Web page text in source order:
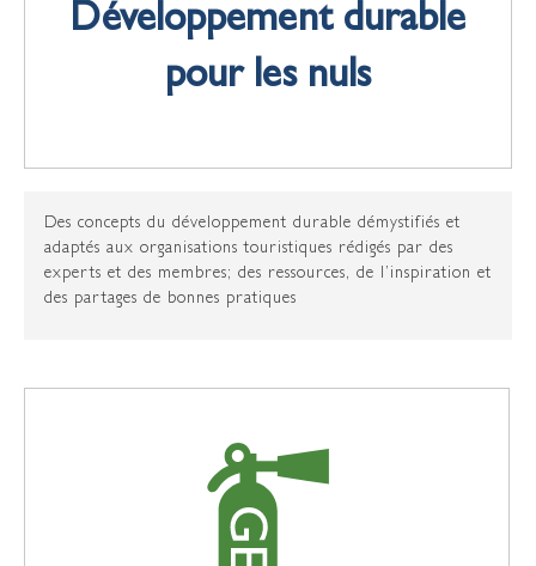
Développement durable
pour les nuls
Des concepts du développement durable démystifiés et
adaptés aux organisations touristiques rédigés par des
experts et des membres; des ressources, de l’inspiration et
des partages de bonnes pratiques